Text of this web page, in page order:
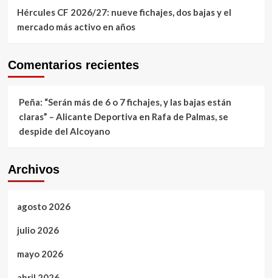
Hércules CF 2026/27: nueve fichajes, dos bajas y el
mercado más activo en años
Comentarios recientes
Peña: “Serán más de 6 o 7 fichajes, y las bajas están
claras” – Alicante Deportiva en Rafa de Palmas, se
despide del Alcoyano
Archivos
agosto 2026
julio 2026
mayo 2026